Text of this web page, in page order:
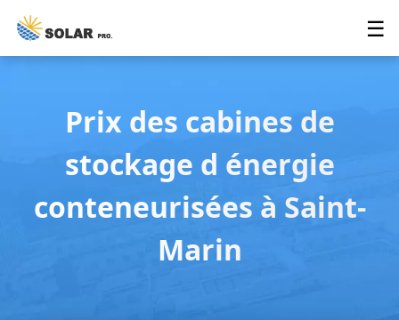
☰
Prix des cabines de
stockage d énergie
conteneurisées à Saint-
Marin